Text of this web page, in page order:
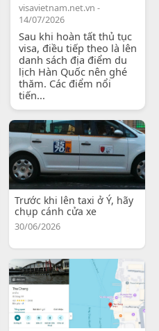
visavietnam.net.vn -
14/07/2026
Sau khi hoàn tất thủ tục
visa, điều tiếp theo là lên
danh sách địa điểm du
lịch Hàn Quốc nên ghé
thăm. Các điểm nổi
tiến...
Trước khi lên taxi ở Ý, hãy
chụp cánh cửa xe
30/06/2026